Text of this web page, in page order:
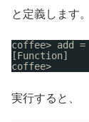
と定義します。
coffee> add
[Function]
coffee>
実行すると、